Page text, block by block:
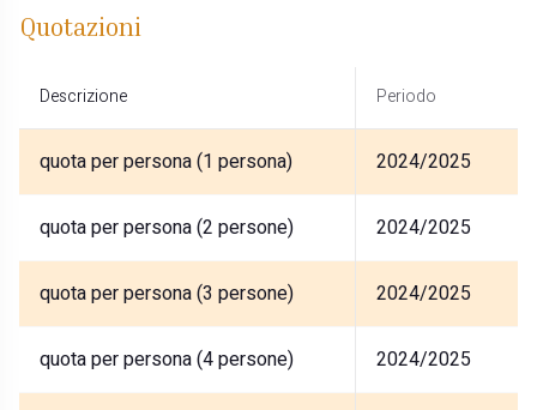
Quotazioni
Descrizione Periodo
quota per persona (1 persona) 2024/2025
quota per persona (2 persone) 2024/2025
quota per persona (3 persone) 2024/2025
quota per persona (4 persone) 2024/2025